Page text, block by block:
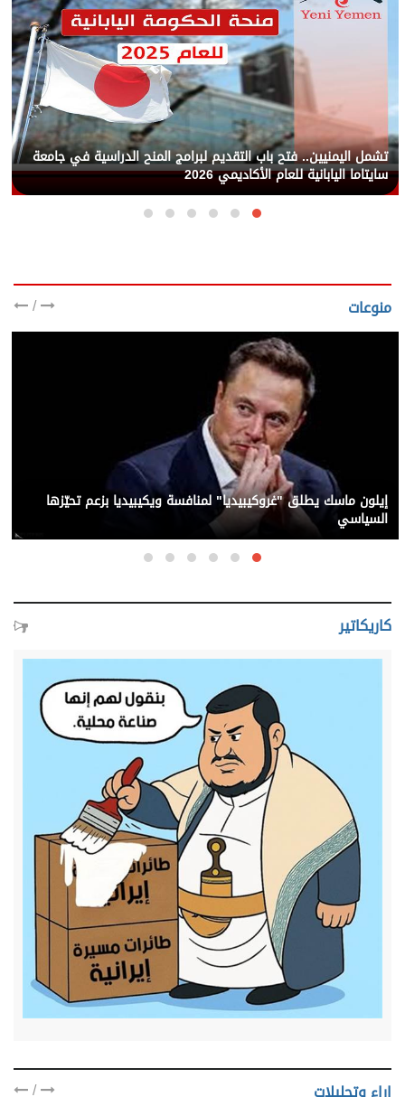
تشمل اليمنيين.. فتح باب التقديم لبرامج المنح الدراسية في جامعة
سايتاما اليابانية للعام الأكاديمي 2026
منوعات /
إيلون ماسك يطلق "غروكيبيديا" لمنافسة ويكيبيديا بزعم تحيّزها
السياسي
كاريكاتير
/